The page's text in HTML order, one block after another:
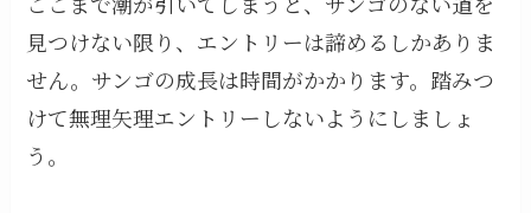
見つけない限り、エントリーは諦めるしかありま
せん。サンゴの成長は時間がかかります。踏みつ
けて無理矢理エントリーしないようにしましょ
う。